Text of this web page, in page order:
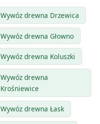
Wywóz drewna Drzewica
Wywóz drewna Głowno
Wywóz drewna Koluszki
Wywóz drewna
Krośniewice
Wywóz drewna Łask